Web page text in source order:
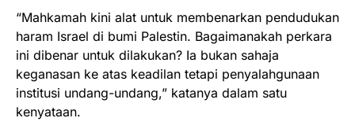
“Mahkamah kini alat untuk membenarkan pendudukan
haram Israel di bumi Palestin. Bagaimanakah perkara
ini dibenar untuk dilakukan? Ia bukan sahaja
keganasan ke atas keadilan tetapi penyalahgunaan
institusi undang-undang,” katanya dalam satu
kenyataan.